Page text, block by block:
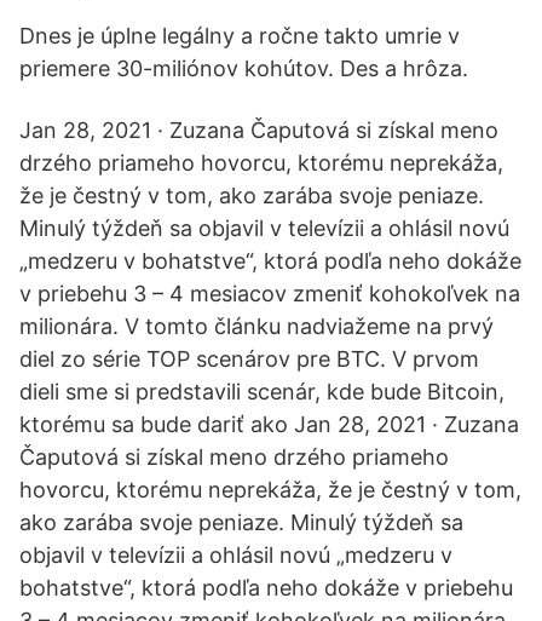
Dnes je úplne legálny a ročne takto umrie v
priemere 30-miliónov kohútov. Des a hrôza.
Jan 28, 2021 · Zuzana Čaputová si získal meno
drzého priameho hovorcu, ktorému neprekáža,
že je čestný v tom, ako zarába svoje peniaze.
Minulý týždeň sa objavil v televízii a ohlásil novú
„medzeru v bohatstve“, ktorá podľa neho dokáže
v priebehu 3 – 4 mesiacov zmeniť kohokoľvek na
milionára. V tomto článku nadviažeme na prvý
diel zo série TOP scenárov pre BTC. V prvom
dieli sme si predstavili scenár, kde bude Bitcoin,
ktorému sa bude dariť ako Jan 28, 2021 · Zuzana
Čaputová si získal meno drzého priameho
hovorcu, ktorému neprekáža, že je čestný v tom,
ako zarába svoje peniaze. Minulý týždeň sa
objavil v televízii a ohlásil novú „medzeru v
bohatstve“, ktorá podľa neho dokáže v priebehu